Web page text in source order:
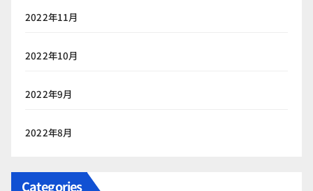
2022年11月
2022年10月
2022年9月
2022年8月
Categories